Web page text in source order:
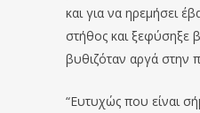
και για να ηρεμήσει
στήθος και ξεφύσηξε
βυθιζόταν αργά στην
“Ευτυχώς που είναι